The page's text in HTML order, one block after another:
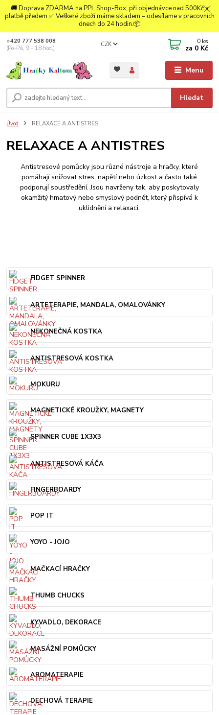
🚚 Doprava ZDARMA na PPL Shop-Box, při objednávce nad 500Kč a
platbě předem.✅ Veškeré zboží máme skladem – odesíláme v pracovních
dnech do 24 hodin.📦
Menu
CZK
Hledat
+420 777 538 008
(Po-Pá, 9 - 18 hod.)
0 ks
za 0 Kč
Úvod RELAXACE A ANTISTRES
RELAXACE A ANTISTRES
Antistresové pomůcky jsou různé nástroje a hračky, které
pomáhají snižovat stres, napětí nebo úzkost a často také
podporují soustředění. Jsou navrženy tak, aby poskytovaly
okamžitý hmatový nebo smyslový podnět, který přispívá k
uklidnění a relaxaci.
FIDGET SPINNER
ARTETERAPIE, MANDALA, OMALOVÁNKY
NEKONEČNÁ KOSTKA
ANTISTRESOVÁ KOSTKA
MOKURU
MAGNETICKÉ KROUŽKY, MAGNETY
SPINNER CUBE 1X3X3
ANTISTRESOVÁ KÁČA
FINGERBOARDY
POP IT
YOYO - JOJO
MAČKACÍ HRAČKY
THUMB CHUCKS
KYVADLO, DEKORACE
MASÁŽNÍ POMŮCKY
AROMATERAPIE
DECHOVÁ TERAPIE